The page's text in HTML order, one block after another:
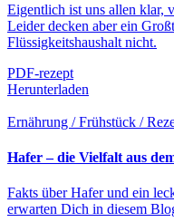
Eigentlich ist uns allen klar,
Leider decken aber ein
Flüssigkeitshaushalt nicht.
PDF-rezept
Herunterladen
Ernährung / Frühstück /
Hafer – die Vielfalt aus
Fakts über Hafer und ein
erwarten Dich in diesem